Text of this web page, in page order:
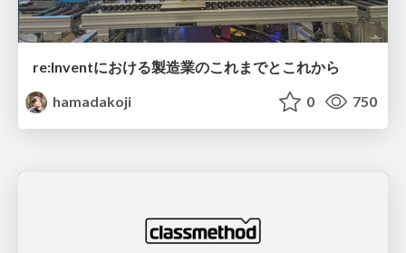
re:Inventにおける製造業のこれまでとこれから
hamadakoji
0 750